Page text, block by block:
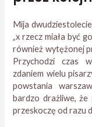
Mija
„x rzecz miała być
również wytężonej
Przychodzi czas
zdaniem wielu
powstania
bardzo drażliwe, że
przeskoczę od razu